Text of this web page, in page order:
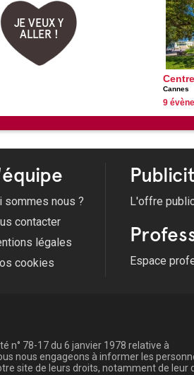
JE VEUX Y
ALLER !
Cannes
9
sommes nous ?
contacter
légales
cookies
L'offre
Espace
n° 78-17 du 6 janvier 1978 relative à
nous engageons à informer les
site de leurs droits, notamment de leur